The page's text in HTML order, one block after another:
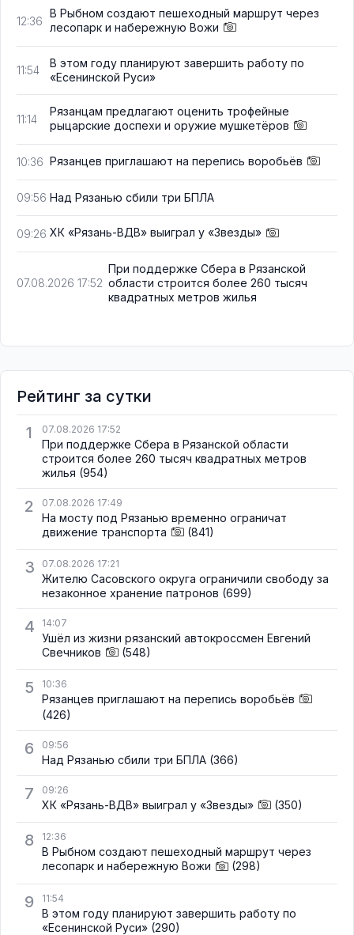
12:36
В Рыбном создают пешеходный маршрут через
лесопарк и набережную Вожи
11:54
В этом году планируют завершить работу по
«Есенинской Руси»
11:14
Рязанцам предлагают оценить трофейные
рыцарские доспехи и оружие мушкетёров
10:36 Рязанцев приглашают на перепись воробьёв
09:56 Над Рязанью сбили три БПЛА
09:26 ХК «Рязань-ВДВ» выиграл у «Звезды»
07.08.2026 17:52
При поддержке Сбера в Рязанской
области строится более 260 тысяч
квадратных метров жилья
Рейтинг за сутки
1
07.08.2026 17:52
При поддержке Сбера в Рязанской области
строится более 260 тысяч квадратных метров
жилья (954)
2 07.08.2026 17:49
На мосту под Рязанью временно ограничат
движение транспорта
(841)
3 07.08.2026 17:21
Жителю Сасовского округа ограничили свободу за
незаконное хранение патронов (699)
4 14:07
Ушёл из жизни рязанский автокроссмен Евгений
Свечников
(548)
5 10:36
Рязанцев приглашают на перепись воробьёв
(426)
6 09:56
Над Рязанью сбили три БПЛА (366)
7 09:26
ХК «Рязань-ВДВ» выиграл у «Звезды» (350)
8 12:36
В Рыбном создают пешеходный маршрут через
лесопарк и набережную Вожи
(298)
9 11:54
В этом году планируют завершить работу по
«Есенинской Руси» (290)